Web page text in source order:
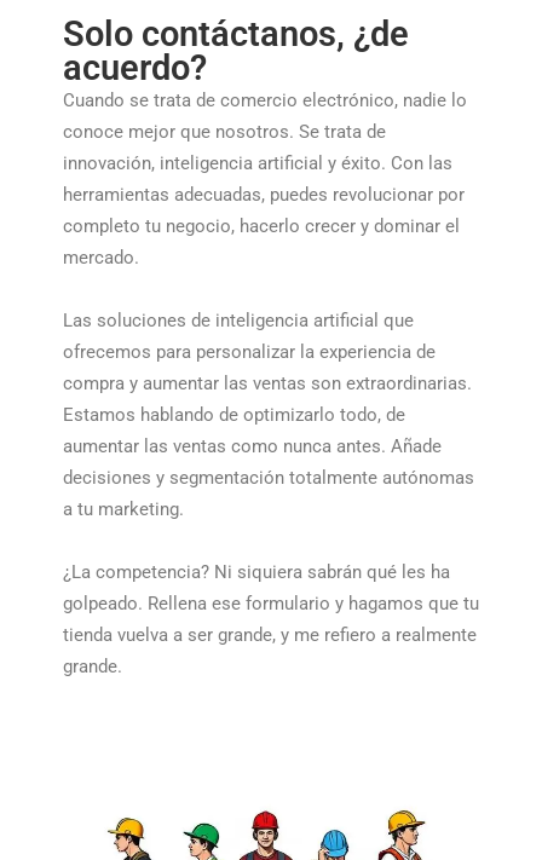
Solo contáctanos, ¿de
acuerdo?
Cuando se trata de comercio electrónico, nadie lo
conoce mejor que nosotros. Se trata de
innovación, inteligencia artificial y éxito. Con las
herramientas adecuadas, puedes revolucionar por
completo tu negocio, hacerlo crecer y dominar el
mercado.
Las soluciones de inteligencia artificial que
ofrecemos para personalizar la experiencia de
compra y aumentar las ventas son extraordinarias.
Estamos hablando de optimizarlo todo, de
aumentar las ventas como nunca antes. Añade
decisiones y segmentación totalmente autónomas
a tu marketing.
¿La competencia? Ni siquiera sabrán qué les ha
golpeado. Rellena ese formulario y hagamos que tu
tienda vuelva a ser grande, y me refiero a realmente
grande.